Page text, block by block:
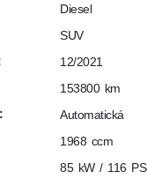
Diesel
SUV
12/2021
153800 km
Automatická
1968 ccm
85 kW / 116 PS